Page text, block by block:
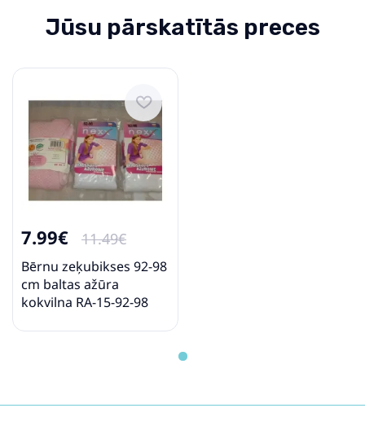
Jūsu pārskatītās preces
7.99€ 11.49€
Bērnu zeķubikses 92-98
cm baltas ažūra
kokvilna RA-15-92-98